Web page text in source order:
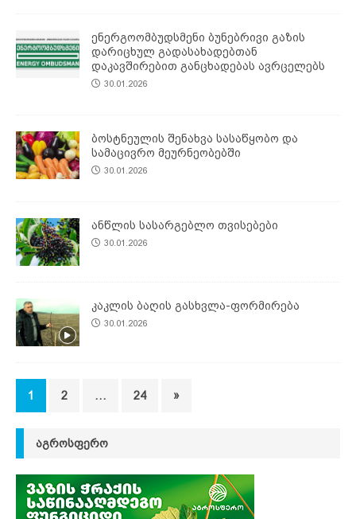
ენერგოომბუდსმენი ბუნებრივი გაზის
დარიცხულ გადასახადებთან
დაკავშირებით განცხადებას ავრცელებს
30.01.2026
ბოსტნეულის შენახვა სასაწყობო და
სამაცივრო მეურნეობებში
30.01.2026
ანწლის სასარგებლო თვისებები
30.01.2026
კაკლის ბაღის გასხვლა-ფორმირება
30.01.2026
1 2 … 24 »
ᲐᲒᲠᲝᲡᲤᲔᲠᲝ